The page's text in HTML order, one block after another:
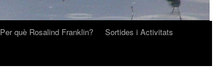
Per què Rosalind Franklin?
Sortides i Activitats